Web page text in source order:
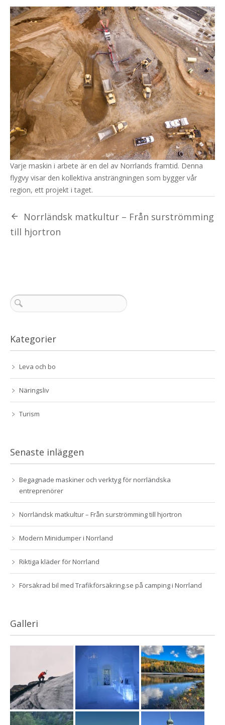
Varje maskin i arbete är en del av Norrlands framtid. Denna
flygvy visar den kollektiva ansträngningen som bygger vår
region, ett projekt i taget.
Norrländsk matkultur – Från surströmming
till hjortron
Kategorier
Leva och bo
Näringsliv
Turism
Senaste inläggen
Begagnade maskiner och verktyg för norrländska
entreprenörer
Norrländsk matkultur – Från surströmming till hjortron
Modern Minidumper i Norrland
Riktiga kläder för Norrland
Försäkrad bil med Trafikförsäkring.se på camping i Norrland
Galleri